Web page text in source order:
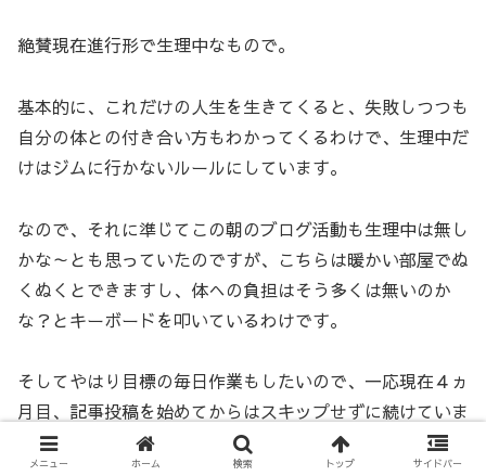
絶賛現在進行形で生理中なもので。
基本的に、これだけの人生を生きてくると、失敗しつつも
自分の体との付き合い方もわかってくるわけで、生理中だ
けはジムに行かないルールにしています。
なので、それに準じてこの朝のブログ活動も生理中は無し
かな～とも思っていたのですが、こちらは暖かい部屋でぬ
くぬくとできますし、体への負担はそう多くは無いのか
な？とキーボードを叩いているわけです。
そしてやはり目標の毎日作業もしたいので、一応現在４ヵ
月目、記事投稿を始めてからはスキップせずに続けていま
す。
メニュー ホーム 検索 トップ サイドバー